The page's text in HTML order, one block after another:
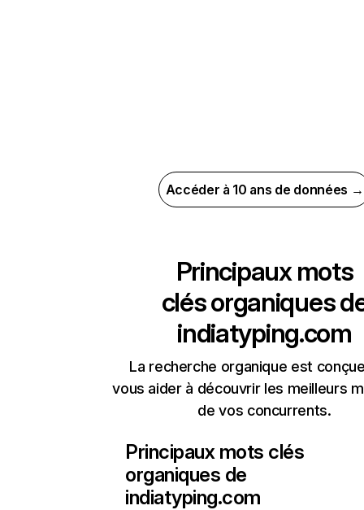
Accéder à 10 ans de données →
Principaux mots
clés organiques
indiatyping.com
La recherche organique est
vous aider à découvrir les meilleurs
de vos concurrents.
Principaux mots clés
organiques de
indiatyping.com